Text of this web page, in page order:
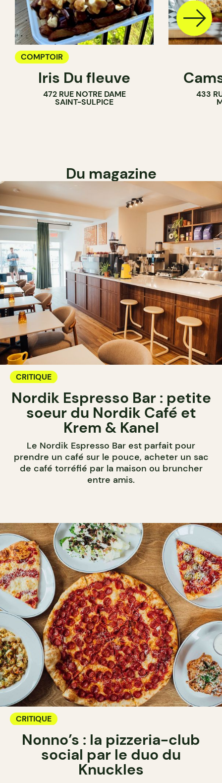
COMPTOIR
Iris Du fleuve
472 RUE NOTRE DAME
SAINT-SULPICE
433
Du magazine
CRITIQUE
Nordik Espresso Bar : petite
soeur du Nordik Café et
Krem & Kanel
Le Nordik Espresso Bar est parfait pour
prendre un café sur le pouce, acheter un sac
de café torréfié par la maison ou bruncher
entre amis.
CRITIQUE
Nonno’s : la pizzeria-club
social par le duo du
Knuckles